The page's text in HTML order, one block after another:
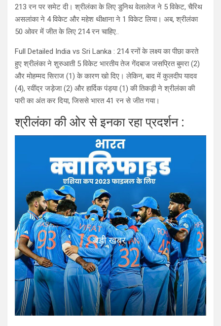
213 रन पर समेट दी। श्रीलंका के लिए डुनिथ वेलालेज ने 5 विकेट, चैरिथ
असलांका ने 4 विकेट और महेश थीक्षाना ने 1 विकेट लिया। अब, श्रीलंका
50 ओवर में जीत के लिए 214 रन चाहिए..
Full Detailed India vs Sri Lanka : 214 रनों के लक्ष्य का पीछा करते
हुए श्रीलंका ने शुरुआती 5 विकेट भारतीय तेज गेंदबाज जसप्रित बुमरा (2)
और मोहम्मद सिराज (1) के कारण खो दिए। लेकिन, बाद में कुलदीप यादव
(4), रवींद्र जड़ेजा (2) और हार्दिक पंड्या (1) की तिकड़ी ने श्रीलंका की
पारी का अंत कर दिया, जिससे भारत 41 रन से जीत गया।
श्रीलंका की ओर से इनका रहा प्रदर्शन :